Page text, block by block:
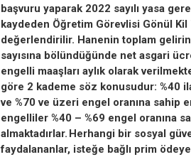
başvuru yaparak 2022 sayılı yasa
kaydeden Öğretim Görevlisi Gönül
değerlendirilir. Hanenin toplam
sayısına bölündüğünde net asgari
engelli maaşları aylık olarak
göre 2 kademe söz konusudur: %40
ve %70 ve üzeri engel oranına sahip
engelliler %40 – %69 engel oranına
almaktadırlar. Herhangi bir sosyal
faydalananlar, isteğe bağlı prim